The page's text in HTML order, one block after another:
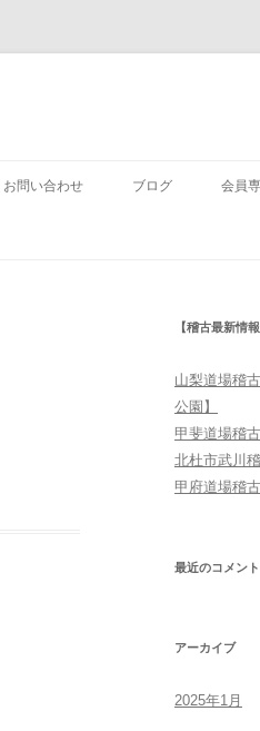
お問い合わせ ブログ 会員
【稽古最新情報
山梨道場稽
公園】
甲斐道場稽
北杜市武川
甲府道場稽
最近のコメント
アーカイブ
2025年1月